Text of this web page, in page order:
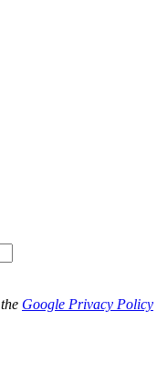
Google Privacy Policy